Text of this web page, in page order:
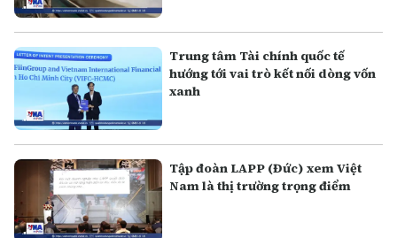
Trung tâm Tài chính quốc tế
hướng tới vai trò kết nối dòng vốn
xanh
Tập đoàn LAPP (Đức) xem Việt
Nam là thị trường trọng điểm